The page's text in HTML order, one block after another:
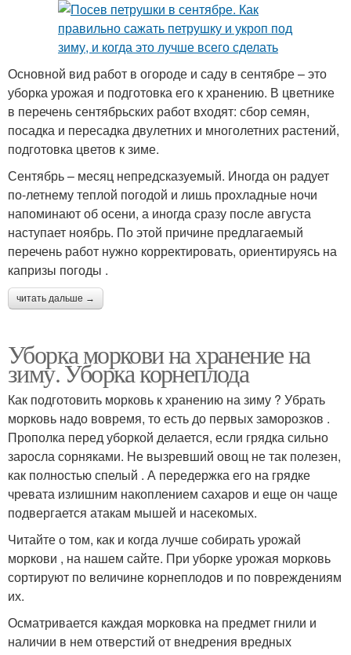
Основной вид работ в огороде и саду в сентябре – это
уборка урожая и подготовка его к хранению. В цветнике
в перечень сентябрьских работ входят: сбор семян,
посадка и пересадка двулетних и многолетних растений,
подготовка цветов к зиме.
Сентябрь – месяц непредсказуемый. Иногда он радует
по-летнему теплой погодой и лишь прохладные ночи
напоминают об осени, а иногда сразу после августа
наступает ноябрь. По этой причине предлагаемый
перечень работ нужно корректировать, ориентируясь на
капризы погоды .
читать дальше →
Уборка моркови на хранение на
зиму. Уборка корнеплода
Как подготовить морковь к хранению на зиму ? Убрать
морковь надо вовремя, то есть до первых заморозков .
Прополка перед уборкой делается, если грядка сильно
заросла сорняками. Не вызревший овощ не так полезен,
как полностью спелый . А передержка его на грядке
чревата излишним накоплением сахаров и еще он чаще
подвергается атакам мышей и насекомых.
Читайте о том, как и когда лучше собирать урожай
моркови , на нашем сайте. При уборке урожая морковь
сортируют по величине корнеплодов и по повреждениям
их.
Осматривается каждая морковка на предмет гнили и
наличии в нем отверстий от внедрения вредных